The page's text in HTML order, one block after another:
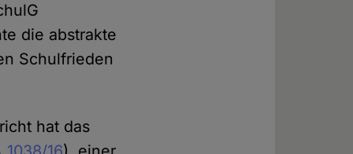
die abstrakte
Schulfrieden
hat das